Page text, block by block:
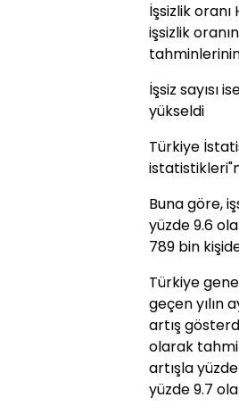
İşsizlik oranı
işsizlik
İşsiz sayısı
yükseldi
Türkiye
Buna göre,
yüzde 9.6
789 bin
Türkiye
geçen yılın
artış
olarak
artışla
yüzde 9.7